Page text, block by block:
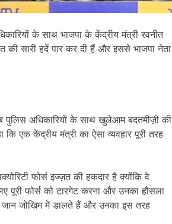
के साथ भाजपा के केंद्रीय मंत्री रवनीत
की सारी हदें पार कर दी हैं और इससे भाजपा नेता
पुलिस अधिकारियों के साथ खुलेआम बदतमीज़ी की
एक केंद्रीय मंत्री का ऐसा व्यवहार पूरी तरह
फोर्स इज्ज़त की हकदार है क्योंकि वे
पूरी फोर्स को टारगेट करना और उनका हौसला
जान जोखिम में डालते हैं और उनका इस तरह